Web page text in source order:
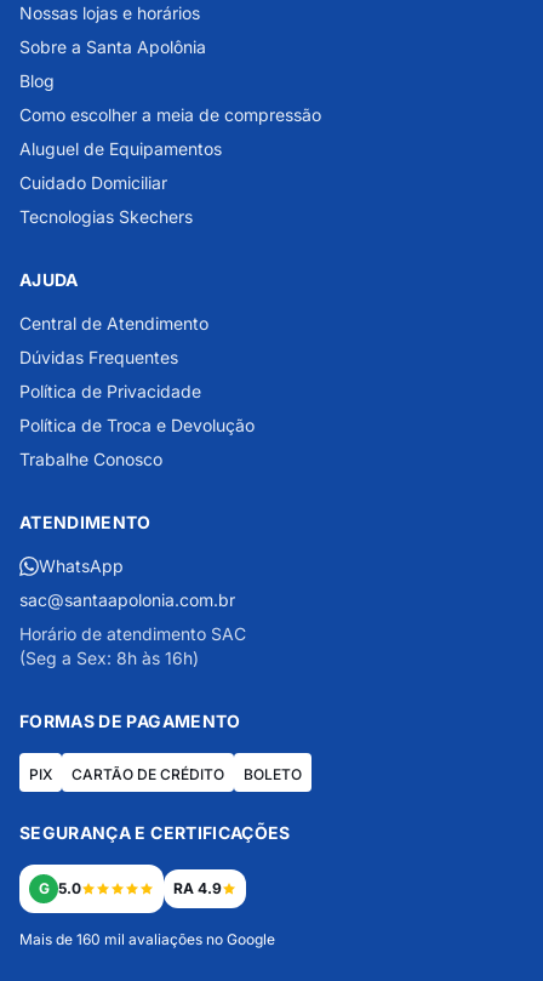
Nossas lojas e horários
Sobre a Santa Apolônia
Blog
Como escolher a meia de compressão
Aluguel de Equipamentos
Cuidado Domiciliar
Tecnologias Skechers
AJUDA
Central de Atendimento
Dúvidas Frequentes
Política de Privacidade
Política de Troca e Devolução
Trabalhe Conosco
ATENDIMENTO
WhatsApp
sac@santaapolonia.com.br
Horário de atendimento SAC
(Seg a Sex: 8h às 16h)
FORMAS DE PAGAMENTO
PIX CARTÃO DE CRÉDITO BOLETO
SEGURANÇA E CERTIFICAÇÕES
G 5.0 RA 4.9
Mais de 160 mil avaliações no Google